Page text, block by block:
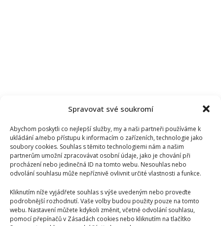
Spravovat své soukromí
Abychom poskytli co nejlepší služby, my a naši partneři používáme k
ukládání a/nebo přístupu k informacím o zařízeních, technologie jako
soubory cookies. Souhlas s těmito technologiemi nám a našim
partnerům umožní zpracovávat osobní údaje, jako je chování při
procházení nebo jedinečná ID na tomto webu. Nesouhlas nebo
odvolání souhlasu může nepříznivě ovlivnit určité vlastnosti a funkce.
Kliknutím níže vyjádřete souhlas s výše uvedeným nebo proveďte
podrobnější rozhodnutí. Vaše volby budou použity pouze na tomto
webu. Nastavení můžete kdykoli změnit, včetně odvolání souhlasu,
pomocí přepínačů v Zásadách cookies nebo kliknutím na tlačítko